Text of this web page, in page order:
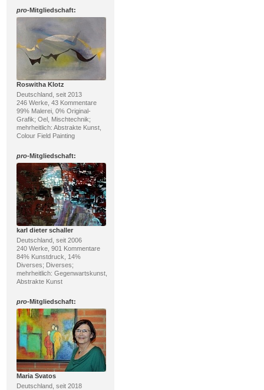
pro-Mitgliedschaft:
Roswitha Klotz
Deutschland, seit 2013
246 Werke, 43 Kommentare
99% Malerei, 0% Original-
Grafik; Oel, Mischtechnik;
mehrheitlich: Abstrakte Kunst,
Colour Field Painting
pro-Mitgliedschaft:
karl dieter schaller
Deutschland, seit 2006
240 Werke, 901 Kommentare
84% Kunstdruck, 14%
Diverses; Diverses;
mehrheitlich: Gegenwartskunst,
Abstrakte Kunst
pro-Mitgliedschaft:
Maria Svatos
Deutschland, seit 2018